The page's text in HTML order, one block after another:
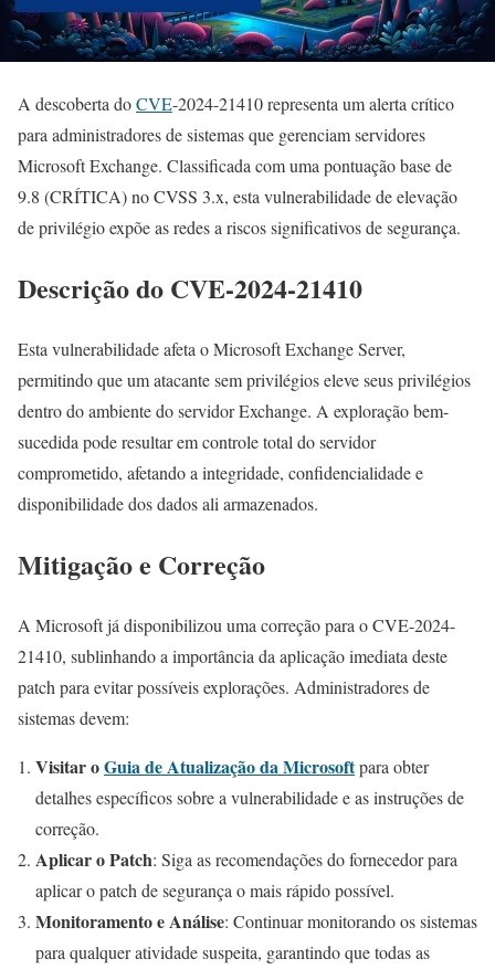
A descoberta doCVE-2024-21410 representa um alerta crítico
para administradores de sistemas que gerenciam servidores
Microsoft Exchange. Classificada com uma pontuação base de
9.8 (CRÍTICA) no CVSS 3.x, esta vulnerabilidade de elevação
de privilégio expõe as redes a riscos significativos de segurança.
Descrição do CVE-2024-21410
Esta vulnerabilidade afeta o Microsoft Exchange Server,
permitindo que um atacante sem privilégios eleve seus privilégios
dentro do ambiente do servidor Exchange. A exploração bem-
sucedida pode resultar em controle total do servidor
comprometido, afetando a integridade, confidencialidade e
disponibilidade dos dados ali armazenados.
Mitigação e Correção
A Microsoft já disponibilizou uma correção para o CVE-2024-
21410, sublinhando a importância da aplicação imediata deste
patch para evitar possíveis explorações. Administradores de
sistemas devem:
Visitar oGuia de Atualização da Microsoftpara obter
detalhes específicos sobre a vulnerabilidade e as instruções de
correção.
Aplicar o Patch: Siga as recomendações do fornecedor para
aplicar o patch de segurança o mais rápido possível.
Monitoramento e Análise: Continuar monitorando os sistemas
para qualquer atividade suspeita, garantindo que todas as